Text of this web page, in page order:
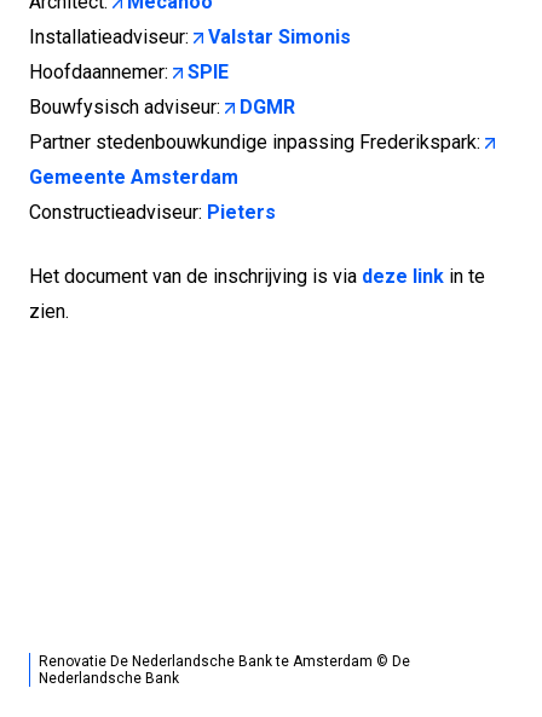
Installatieadviseur:
Valstar Simonis
Hoofdaannemer:
SPIE
Bouwfysisch adviseur:
DGMR
Partner stedenbouwkundige inpassing Frederikspark:
Gemeente Amsterdam
Constructieadviseur: Pieters
Het document van de inschrijving is via deze link in te
zien.
Renovatie De Nederlandsche Bank te Amsterdam © De
Nederlandsche Bank